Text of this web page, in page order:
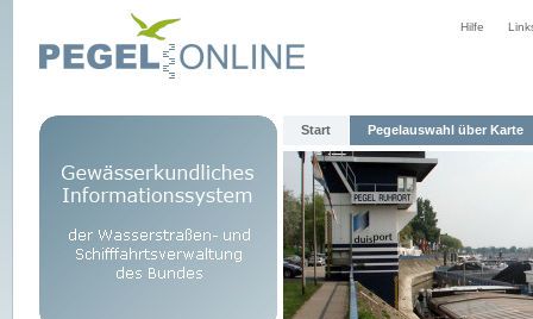
Hilfe
Start Pegelauswahl über Karte